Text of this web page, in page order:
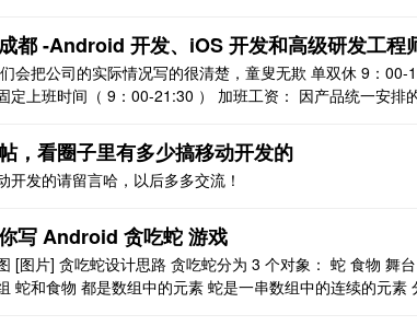
成都 -Android 开发、iOS 开发和高级研发工程
会把公司的实际情况写的很清楚，童叟无欺 单双休 9：00-
定上班时间（ 9：00-21:30 ） 加班工资： 因产品统一安排
无 ..
，看圈子里有多少搞移动开发的
开发的请留言哈，以后多多交流！
写 Android 贪吃蛇 游戏
[图片] 贪吃蛇设计思路 贪吃蛇分为 3 个对象： 蛇 食物 舞
蛇和食物 都是数组中的元素 蛇是一串数组中的连续的元素